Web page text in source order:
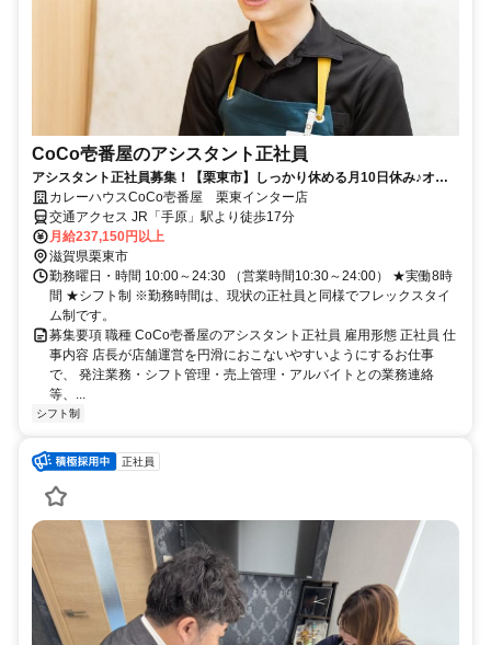
CoCo壱番屋のアシスタント正社員
アシスタント正社員募集！【栗東市】しっかり休める月10日休み♪オン
とオフ、どちらも充実の働き方です！
カレーハウスCoCo壱番屋 栗東インター店
交通アクセス JR「手原」駅より徒歩17分
月給237,150円以上
滋賀県栗東市
勤務曜日・時間 10:00～24:30 （営業時間10:30～24:00） ★実働8時
間 ★シフト制 ※勤務時間は、現状の正社員と同様でフレックスタイ
ム制です。
募集要項 職種 CoCo壱番屋のアシスタント正社員 雇用形態 正社員 仕
事内容 店長が店舗運営を円滑におこないやすいようにするお仕事
で、 発注業務・シフト管理・売上管理・アルバイトとの業務連絡
等、...
シフト制
正社員